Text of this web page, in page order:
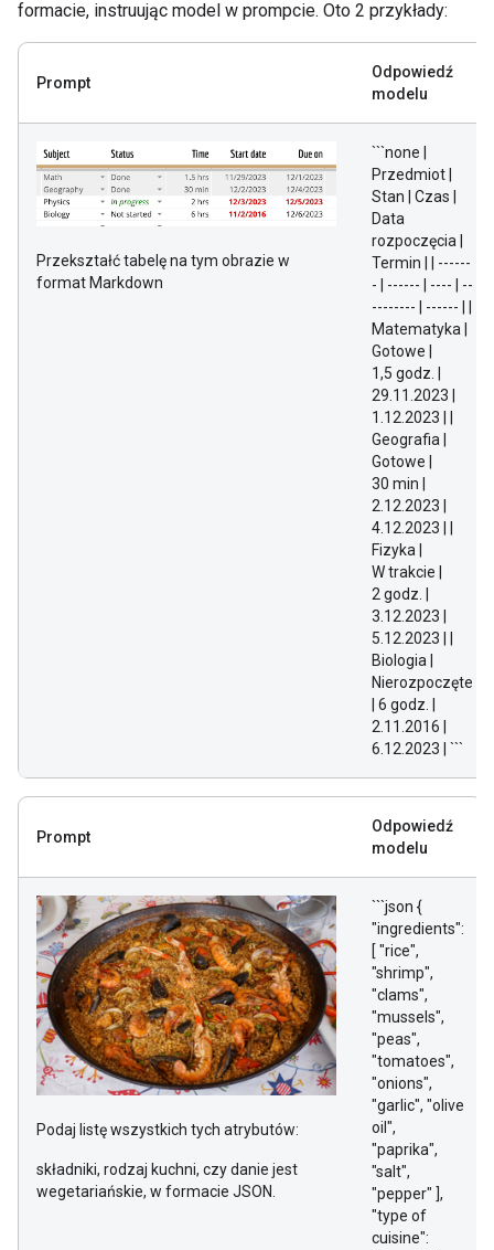
formacie, instruując model w prompcie. Oto 2 przykłady:
Prompt
Odpowiedź
modelu
Przekształć tabelę na tym obrazie w
format Markdown
```none |
Przedmiot |
Stan | Czas |
Data
rozpoczęcia |
Termin | | ------
- | ------ | ---- | --
-------- | ------ | |
Matematyka |
Gotowe |
1,5 godz. |
29.11.2023 |
1.12.2023 | |
Geografia |
Gotowe |
30 min |
2.12.2023 |
4.12.2023 | |
Fizyka |
W trakcie |
2 godz. |
3.12.2023 |
5.12.2023 | |
Biologia |
Nierozpoczęte
| 6 godz. |
2.11.2016 |
6.12.2023 | ```
Prompt
Odpowiedź
modelu
Podaj listę wszystkich tych atrybutów:
składniki, rodzaj kuchni, czy danie jest
wegetariańskie, w formacie JSON.
```json {
"ingredients":
[ "rice",
"shrimp",
"clams",
"mussels",
"peas",
"tomatoes",
"onions",
"garlic", "olive
oil",
"paprika",
"salt",
"pepper" ],
"type of
cuisine":